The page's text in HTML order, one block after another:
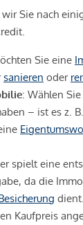
Sie nach
Sie eine
sanieren oder
: Wählen
– ist es z.
spielt eine
da die
Kaufpreis